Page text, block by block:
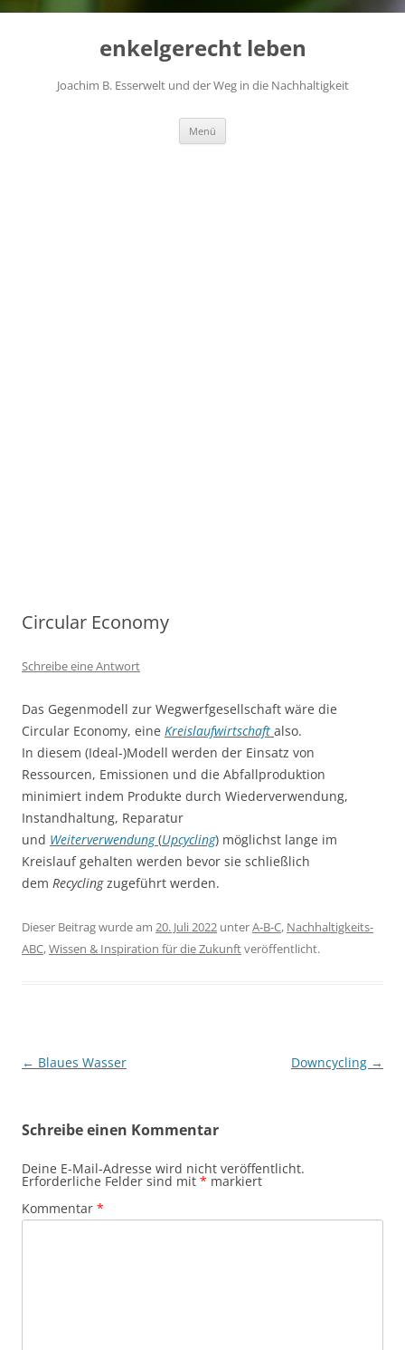
...
Zum
enkelgerecht leben
Joachim B. Esserwelt und der Weg in die Nachhaltigkeit
Menü
Circular Economy
Schreibe eine Antwort
Das Gegenmodell zur Wegwerfgesellschaft wäre die
Circular Economy, eine Kreislaufwirtschaft also.
In diesem (Ideal-)Modell werden der Einsatz von
Ressourcen, Emissionen und die Abfallproduktion
minimiert indem Produkte durch Wiederverwendung,
Instandhaltung, Reparatur
und Weiterverwendung (Upcycling) möglichst lange im
Kreislauf gehalten werden bevor sie schließlich
dem Recyclingzugeführt werden.
Dieser Beitrag wurde am 20. Juli 2022 unterA-B-C, Nachhaltigkeits-
ABC,Wissen & Inspiration für die Zukunftveröffentlicht.
Beitragsnavigation
← Blaues Wasser Downcycling →
Schreibe einen Kommentar
Deine E-Mail-Adresse wird nicht veröffentlicht.
Erforderliche Felder sind mit * markiert
Kommentar *